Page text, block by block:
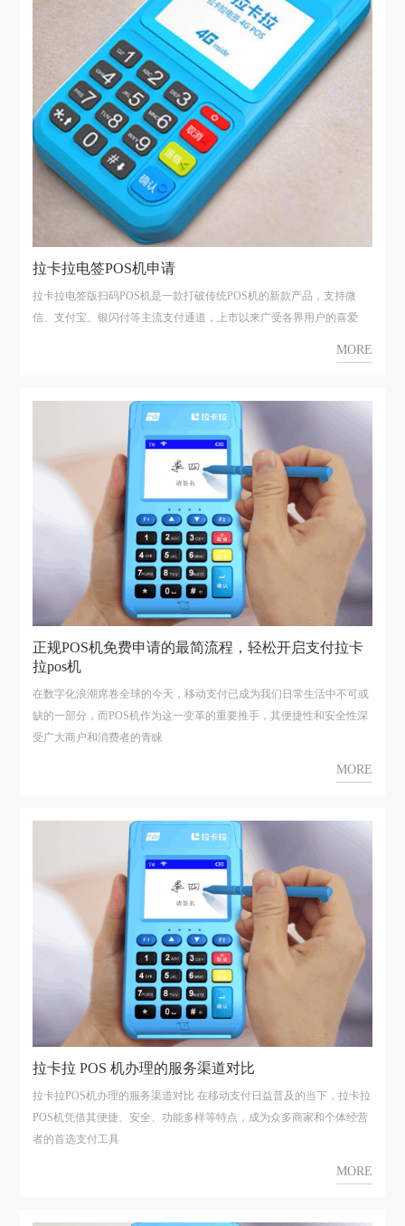
拉卡拉电签POS机申请
拉卡拉电签版扫码POS机是一款打破传统POS机的新款产品，支持微
信、支付宝、银闪付等主流支付通道，上市以来广受各界用户的喜爱
MORE
正规POS机免费申请的最简流程，轻松开启支付拉卡
拉pos机
在数字化浪潮席卷全球的今天，移动支付已成为我们日常生活中不可或
缺的一部分，而POS机作为这一变革的重要推手，其便捷性和安全性深
受广大商户和消费者的青睐
MORE
拉卡拉 POS 机办理的服务渠道对比
拉卡拉POS机办理的服务渠道对比 在移动支付日益普及的当下，拉卡拉
POS机凭借其便捷、安全、功能多样等特点，成为众多商家和个体经营
者的首选支付工具
MORE